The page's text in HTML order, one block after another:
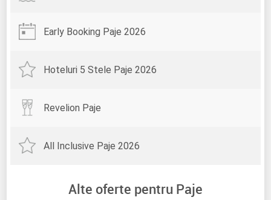
Early Booking Paje 2026
Hoteluri 5 Stele Paje 2026
Revelion Paje
All Inclusive Paje 2026
Alte oferte pentru Paje